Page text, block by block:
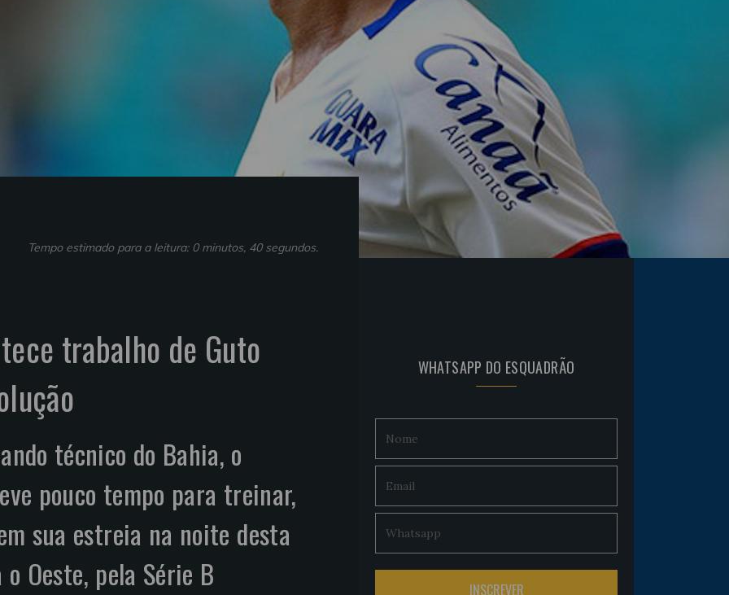
Tempo estimado para a leitura: 0 minutos, 40 segundos.
trabalho de Guto
técnico do Bahia, o
pouco tempo para treinar,
sua estreia na noite desta
Oeste, pela Série B
WHATSAPP DO ESQUADRÃO